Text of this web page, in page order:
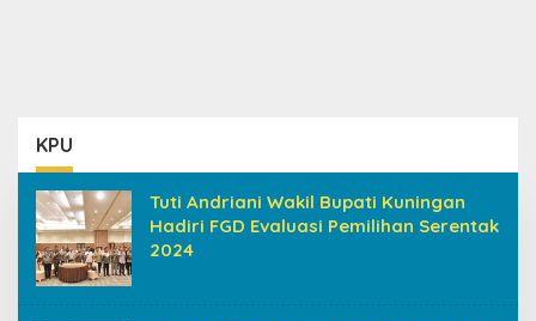
KPU
Tuti Andriani Wakil Bupati Kuningan
Hadiri FGD Evaluasi Pemilihan Serentak
2024